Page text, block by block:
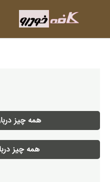
همه چیز
همه چیز